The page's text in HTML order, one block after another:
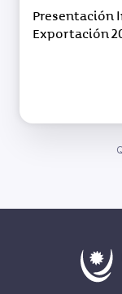
Presentación
Exportación